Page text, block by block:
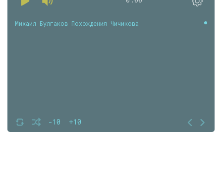
-10 +10
Михаил Булгаков Похождения Чичикова